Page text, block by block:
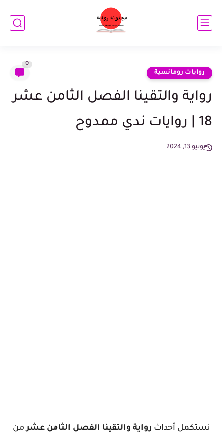
روايات رومانسية
0
رواية والتقينا الفصل الثامن عشر
18 | روايات ندي ممدوح
يونيو 13, 2024
نستكمل أحداث رواية والتقينا الفصل الثامن عشر من